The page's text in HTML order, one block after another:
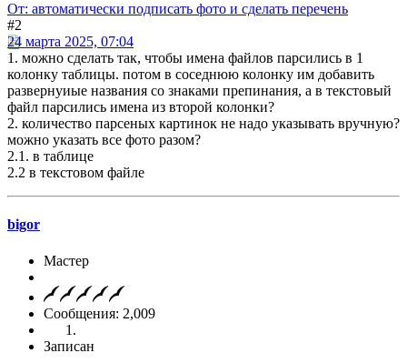
От: автоматически подписать фото и сделать перечень
#2
24 марта 2025, 07:04
1. можно сделать так, чтобы имена файлов парсились в 1
колонку таблицы. потом в соседнюю колонку им добавить
развернуиые названия со знаками препинания, а в текстовый
файл парсились имена из второй колонки?
2. количество парсеных картинок не надо указывать вручную?
можно указать все фото разом?
2.1. в таблице
2.2 в текстовом файле
bigor
Мастер
Сообщения: 2,009
Записан